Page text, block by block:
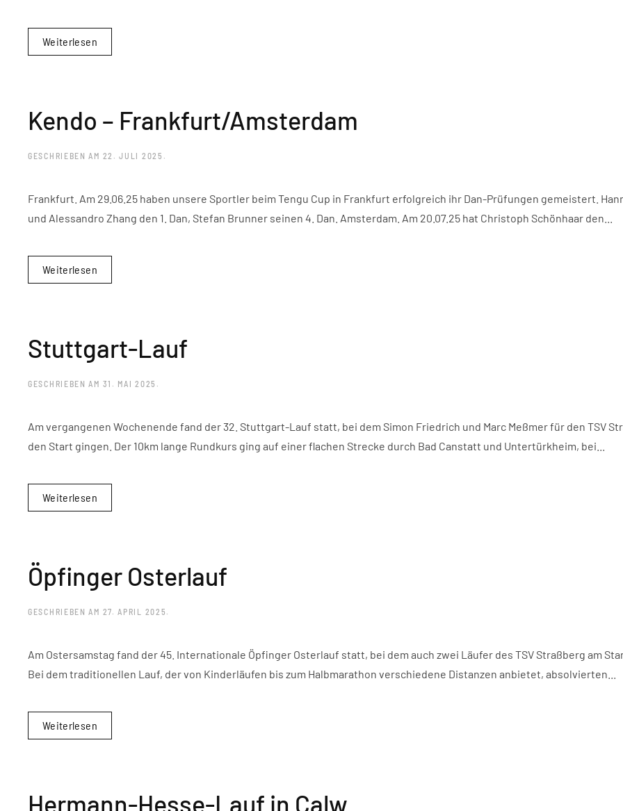
Weiterlesen
Kendo – Frankfurt/Amsterdam
GESCHRIEBEN AM 22. JULI 2025 .
Frankfurt. Am 29.06.25 haben unsere Sportler beim Tengu Cup in Frankfurt erfolgreich ihr Dan-Prüfungen gemeistert.
und Alessandro Zhang den 1. Dan, Stefan Brunner seinen 4. Dan. Amsterdam. Am 20.07.25 hat Christoph Schönhaar den...
Weiterlesen
Stuttgart-Lauf
GESCHRIEBEN AM 31. MAI 2025 .
Am vergangenen Wochenende fand der 32. Stuttgart-Lauf statt, bei dem Simon Friedrich und Marc Meßmer für den TSV
den Start gingen. Der 10km lange Rundkurs ging auf einer flachen Strecke durch Bad Canstatt und Untertürkheim, bei...
Weiterlesen
Öpfinger Osterlauf
GESCHRIEBEN AM 27. APRIL 2025 .
Am Ostersamstag fand der 45. Internationale Öpfinger Osterlauf statt, bei dem auch zwei Läufer des TSV Straßberg am
Bei dem traditionellen Lauf, der von Kinderläufen bis zum Halbmarathon verschiedene Distanzen anbietet, absolvierten...
Weiterlesen
Hermann-Hesse-Lauf in Calw